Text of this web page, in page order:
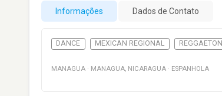
Informações Dados de Contato
DANCE MEXICAN REGIONAL REGGAETON
MANAGUA · MANAGUA, NICARAGUA · ESPANHOLA